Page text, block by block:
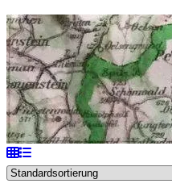
durchsuchen